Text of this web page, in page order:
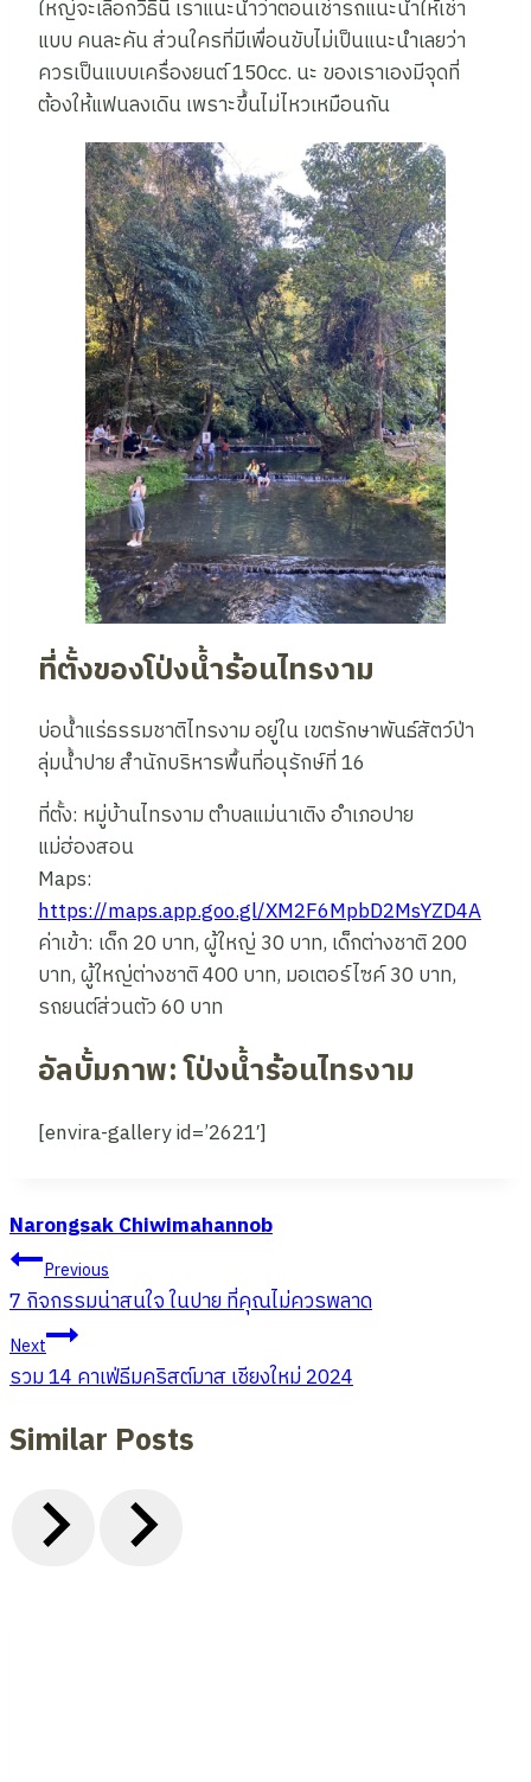
ใหญ่จะเลือกวิธีนี้ เราแนะนำว่าตอนเช่ารถแนะนำให้เช่า
แบบ คนละคัน ส่วนใครที่มีเพื่อนขับไม่เป็นแนะนำเลยว่า
ควรเป็นแบบเครื่องยนต์ 150cc. นะ ของเราเองมีจุดที่
ต้องให้แฟนลงเดิน เพราะขึ้นไม่ไหวเหมือนกัน
ที่ตั้งของ​​โป่งน้ำร้อนไทรงาม
บ่อน้ำแร่ธรรมชาติไทรงาม อยู่ใน เขตรักษาพันธ์สัตว์ป่า
ลุ่มน้ำปาย สำนักบริหารพื้นที่อนุรักษ์ที่ 16
ที่ตั้ง: หมู่บ้านไทรงาม ตำบลแม่นาเติง อำเภอปาย
แม่ฮ่องสอน
Maps:
https://maps.app.goo.gl/XM2F6MpbD2MsYZD4A
ค่าเข้า: เด็ก 20 บาท, ผู้ใหญ่ 30 บาท, เด็กต่างชาติ 200
บาท, ผู้ใหญ่ต่างชาติ 400 บาท, มอเตอร์ไซค์ 30 บาท,
รถยนต์ส่วนตัว 60 บาท
อัลบั้มภาพ: โป่งน้ำร้อนไทรงาม
[envira-gallery id=’2621′]
Narongsak Chiwimahannob
แนะแนว
เรื่อง
Previous
7 กิจกรรมน่าสนใจ ในปาย ที่คุณไม่ควรพลาด
Next
รวม 14 คาเฟ่ธีมคริสต์มาส เชียงใหม่ 2024
Similar Posts